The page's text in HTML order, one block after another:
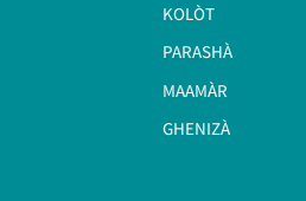
KOLÒT
PARASHÀ
MAAMÀR
GHENIZÀ